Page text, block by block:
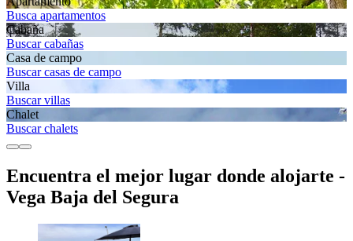
Busca apartamentos
Cabaña
Buscar cabañas
Casa de campo
Buscar casas de campo
Villa
Buscar villas
Chalet
Buscar chalets
Encuentra el mejor lugar donde alojarte -
Vega Baja del Segura